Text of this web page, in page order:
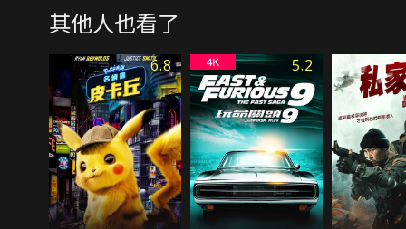
其他人也看了
6.8 5.2